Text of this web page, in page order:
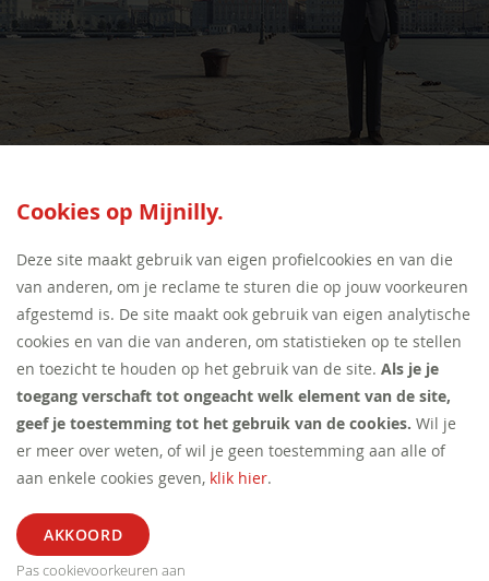
SEED:S
Cookies op Mijnilly.
Deze site maakt gebruik van eigen profielcookies en van die
van anderen, om je reclame te sturen die op jouw voorkeuren
afgestemd is. De site maakt ook gebruik van eigen analytische
cookies en van die van anderen, om statistieken op te stellen
en toezicht te houden op het gebruik van de site. Als je je
toegang verschaft tot ongeacht welk element van de site,
geef je toestemming tot het gebruik van de cookies. Wil je
er meer over weten, of wil je geen toestemming aan alle of
aan enkele cookies geven, klik hier.
Pas cookievoorkeuren aan